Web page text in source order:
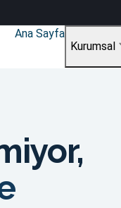
Ana Sayfa
Kurumsal